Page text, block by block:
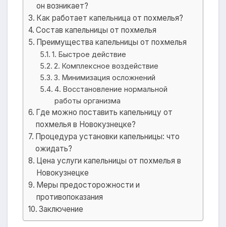
он возникает?
Как работает капельница от похмелья?
Состав капельницы от похмелья
Преимущества капельницы от похмелья
1. Быстрое действие
2. Комплексное воздействие
3. Минимизация осложнений
4. Восстановление нормальной
работы организма
Где можно поставить капельницу от
похмелья в Новокузнецке?
Процедура установки капельницы: что
ожидать?
Цена услуги капельницы от похмелья в
Новокузнецке
Меры предосторожности и
противопоказания
Заключение